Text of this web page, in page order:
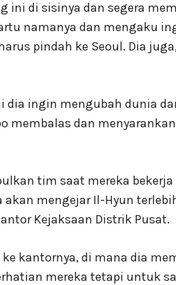
ini di sisinya dan segera
namanya dan mengaku
pindah ke Seoul. Dia
dia ingin mengubah dunia
membalas dan
tim saat mereka
akan mengejar Il-Hyun
Kejaksaan Distrik Pusat.
kantornya, di mana dia
mereka tetapi untuk